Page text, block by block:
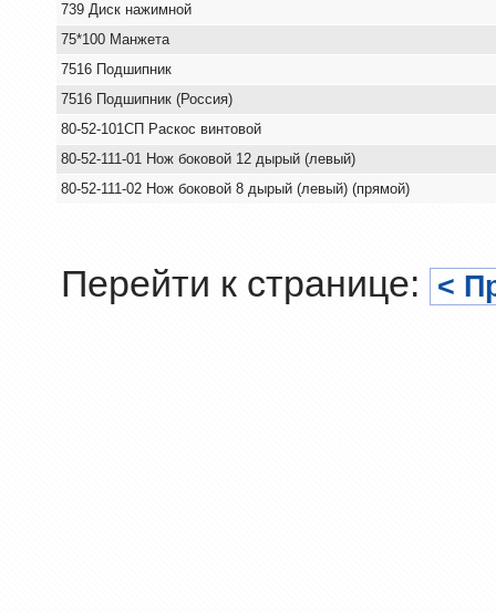
739 Диск нажимной
75*100 Манжета
7516 Подшипник
7516 Подшипник (Россия)
80-52-101СП Раскос винтовой
80-52-111-01 Нож боковой 12 дырый (левый)
80-52-111-02 Нож боковой 8 дырый (левый) (прямой)
Перейти к странице: <